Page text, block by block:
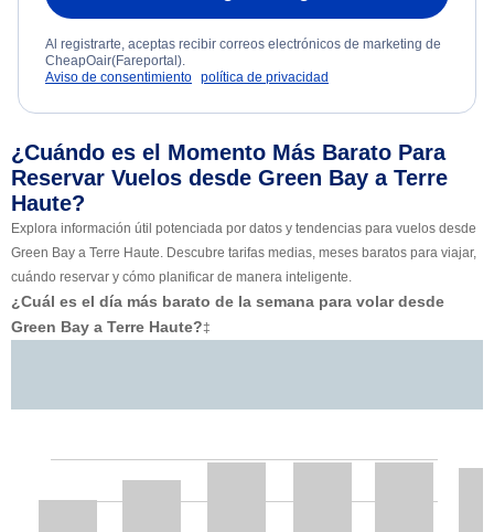
Al registrarte, aceptas recibir correos electrónicos de marketing de
CheapOair(Fareportal).
Aviso de consentimiento política de privacidad
¿Cuándo es el Momento Más Barato Para
Reservar Vuelos desde Green Bay a Terre
Haute?
Explora información útil potenciada por datos y tendencias para vuelos desde
Green Bay a Terre Haute. Descubre tarifas medias, meses baratos para viajar,
cuándo reservar y cómo planificar de manera inteligente.
¿Cuál es el día más barato de la semana para volar desde
Green Bay a Terre Haute?‡